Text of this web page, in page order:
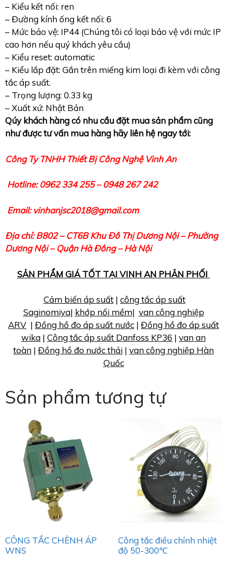
– Kiểu kết nối: ren
– Đường kính ống kết nối: 6
– Mức bảo vệ: IP44 (Chúng tôi có loại bảo vệ với mức IP
cao hơn nếu quý khách yêu cầu)
– Kiểu reset: automatic
– Kiểu lắp đặt: Gắn trên miếng kim loại đi kèm với công
tắc áp suất.
– Trọng lượng: 0.33 kg
– Xuất xứ: Nhật Bản
Qúy khách hàng có nhu cầu đặt mua sản phẩm cũng
như được tư vấn mua hàng hãy liên hệ ngay tới:
Công Ty TNHH Thiết Bị Công Nghệ Vinh An
Hotline: 0962 334 255 – 0948 267 242
Email: vinhanjsc2018@gmail.com
Địa chỉ: B802 – CT6B Khu Đô Thị Dương Nội – Phường
Dương Nội – Quận Hà Đông – Hà Nội
SẢN PHẨM GIÁ TỐT TẠI VINH AN PHÂN PHỐI
Cảm biến áp suất | công tắc áp suất
Saginomiya| khớp nối mềm| van công nghiệp
ARV | Đồng hồ đo áp suất nước | Đồng hồ đo áp suất
wika | Công tắc áp suất Danfoss KP36 | van an
toàn | Đồng hồ đo nước thải | van công nghiệp Hàn
Quốc
Sản phẩm tương tự
CÔNG TẮC CHÊNH ÁP
WNS
Công tắc điều chỉnh nhiệt
độ 50-300℃